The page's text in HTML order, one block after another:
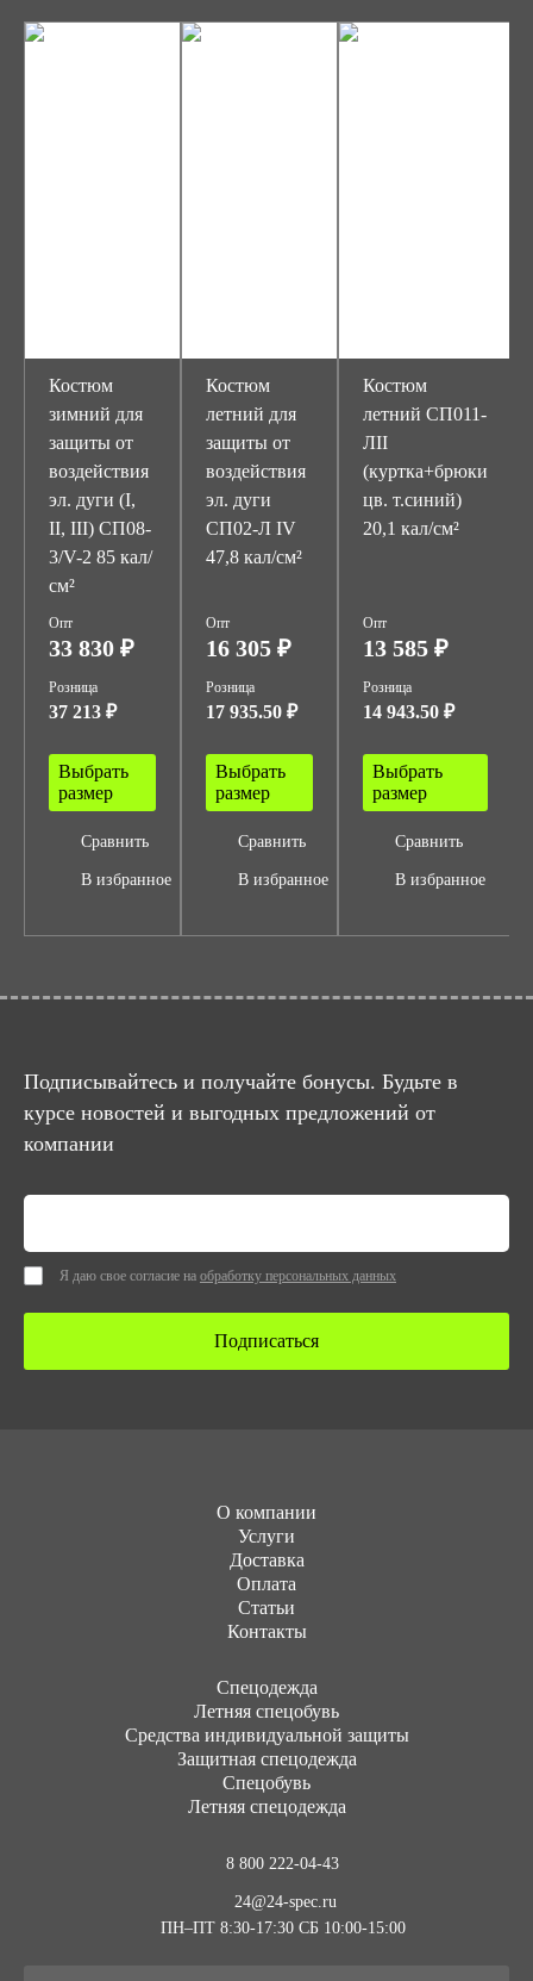
Костюм
зимний для
защиты от
воздействия
эл. дуги (I,
II, III) СП08-
3/V-2 85 кал/
см²
Опт
33 830 ₽
Розница
37 213 ₽
Выбрать
размер
Сравнить
В избранное
Костюм
летний для
защиты от
воздействия
эл. дуги
СП02-Л IV
47,8 кал/см²
Опт
16 305 ₽
Розница
17 935.50 ₽
Выбрать
размер
Сравнить
В избранное
Костюм
летний СП011-
ЛII
(куртка+брюки
цв. т.синий)
20,1 кал/см²
Опт
13 585 ₽
Розница
14 943.50 ₽
Выбрать
размер
Сравнить
В избранное
Подписывайтесь и получайте бонусы. Будьте в
курсе новостей и выгодных предложений от
компании
Я даю свое согласие на обработку персональных данных
Подписаться
О компании
Услуги
Доставка
Оплата
Статьи
Контакты
Cпецодежда
Летняя спецобувь
Средства индивидуальной защиты
Защитная спецодежда
Спецобувь
Летняя спецодежда
8 800 222-04-43
24@24-spec.ru
ПН–ПТ 8:30-17:30 СБ 10:00-15:00